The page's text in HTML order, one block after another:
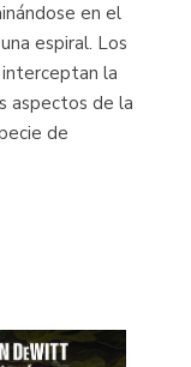
en el
espiral. Los
la
aspectos de la
de